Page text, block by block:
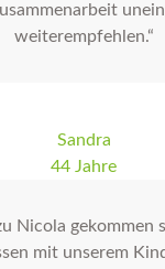
weiterempfehlen.“
Sandra
44 Jahre
Nicola gekommen
mit unserem